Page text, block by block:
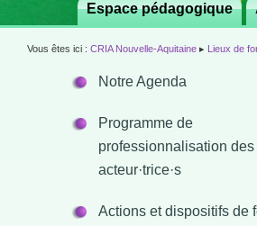
Espace pédagogique
Vous êtes ici : CRIA Nouvelle-Aquitaine ▸ Lieux de
Notre Agenda
Programme de
professionnalisation des
acteur·trice·s
Actions et dispositifs de